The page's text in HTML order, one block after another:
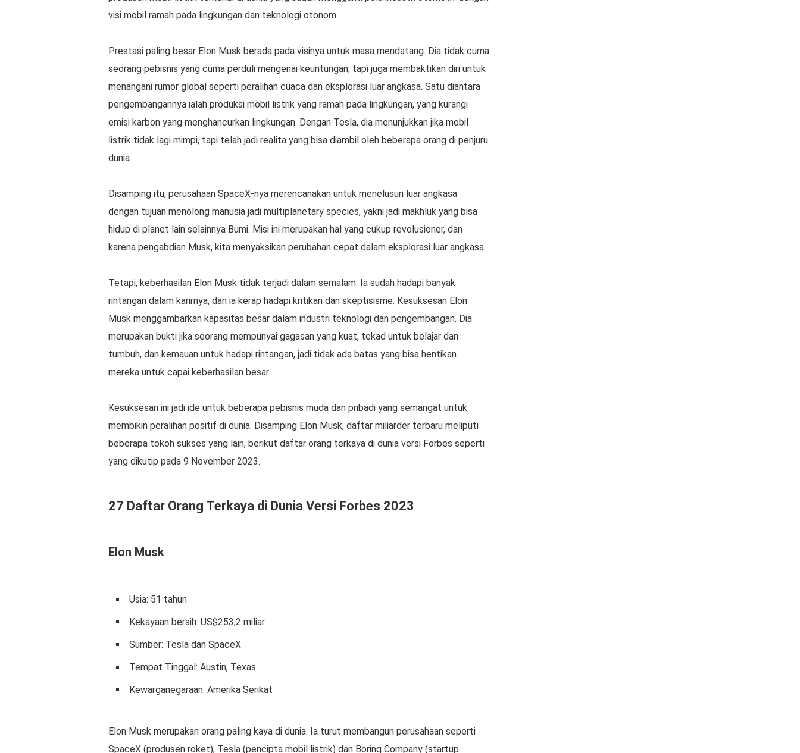
visi mobil ramah pada lingkungan dan teknologi otonom.
Prestasi paling besar Elon Musk berada pada visinya untuk masa mendatang. Dia tidak cuma
seorang pebisnis yang cuma perduli mengenai keuntungan, tapi juga membaktikan diri untuk
menangani rumor global seperti peralihan cuaca dan eksplorasi luar angkasa. Satu diantara
pengembangannya ialah produksi mobil listrik yang ramah pada lingkungan, yang kurangi
emisi karbon yang menghancurkan lingkungan. Dengan Tesla, dia menunjukkan jika mobil
listrik tidak lagi mimpi, tapi telah jadi realita yang bisa diambil oleh beberapa orang di penjuru
dunia.
Disamping itu, perusahaan SpaceX-nya merencanakan untuk menelusuri luar angkasa
dengan tujuan menolong manusia jadi multiplanetary species, yakni jadi makhluk yang bisa
hidup di planet lain selainnya Bumi. Misi ini merupakan hal yang cukup revolusioner, dan
karena pengabdian Musk, kita menyaksikan perubahan cepat dalam eksplorasi luar angkasa.
Tetapi, keberhasilan Elon Musk tidak terjadi dalam semalam. Ia sudah hadapi banyak
rintangan dalam karirnya, dan ia kerap hadapi kritikan dan skeptisisme. Kesuksesan Elon
Musk menggambarkan kapasitas besar dalam industri teknologi dan pengembangan. Dia
merupakan bukti jika seorang mempunyai gagasan yang kuat, tekad untuk belajar dan
tumbuh, dan kemauan untuk hadapi rintangan, jadi tidak ada batas yang bisa hentikan
mereka untuk capai keberhasilan besar.
Kesuksesan ini jadi ide untuk beberapa pebisnis muda dan pribadi yang semangat untuk
membikin peralihan positif di dunia. Disamping Elon Musk, daftar miliarder terbaru meliputi
beberapa tokoh sukses yang lain, berikut daftar orang terkaya di dunia versi Forbes seperti
yang dikutip pada 9 November 2023.
27 Daftar Orang Terkaya di Dunia Versi Forbes 2023
Elon Musk
Usia: 51 tahun
Kekayaan bersih: US$253,2 miliar
Sumber: Tesla dan SpaceX
Tempat Tinggal: Austin, Texas
Kewarganegaraan: Amerika Serikat
Elon Musk merupakan orang paling kaya di dunia. Ia turut membangun perusahaan seperti
SpaceX (produsen roket), Tesla (pencipta mobil listrik) dan Boring Company (startup